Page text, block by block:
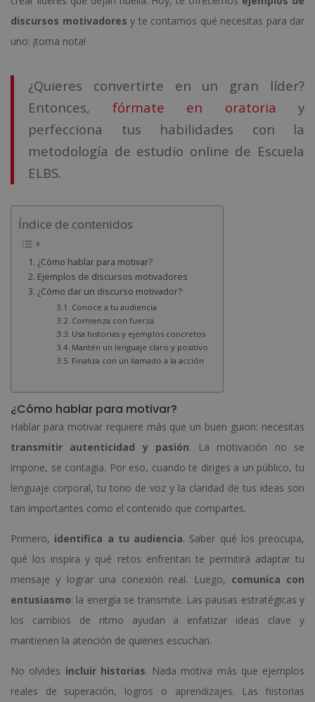
discursos motivadores y te contamos qué necesitas para dar
uno: ¡toma nota!
¿Quieres convertirte en un gran líder?
Entonces, fórmate en oratoria y
perfecciona tus habilidades con la
metodología de estudio online de Escuela
ELBS.
Índice de contenidos
¿Cómo hablar para motivar?
Ejemplos de discursos motivadores
¿Cómo dar un discurso motivador?
Conoce a tu audiencia
Comienza con fuerza
Usa historias y ejemplos concretos
Mantén un lenguaje claro y positivo
Finaliza con un llamado a la acción
¿Cómo hablar para motivar?
Hablar para motivar requiere más que un buen guion: necesitas
transmitir autenticidad y pasión. La motivación no se
impone, se contagia. Por eso, cuando te diriges a un público, tu
lenguaje corporal, tu tono de voz y la claridad de tus ideas son
tan importantes como el contenido que compartes.
Primero, identifica a tu audiencia. Saber qué los preocupa,
qué los inspira y qué retos enfrentan te permitirá adaptar tu
mensaje y lograr una conexión real. Luego, comunica con
entusiasmo: la energía se transmite. Las pausas estratégicas y
los cambios de ritmo ayudan a enfatizar ideas clave y
mantienen la atención de quienes escuchan.
No olvides incluir historias. Nada motiva más que ejemplos
reales de superación, logros o aprendizajes. Las historias